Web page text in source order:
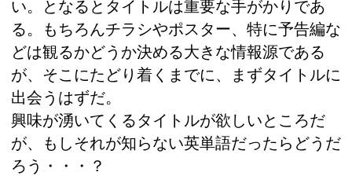
い。となるとタイトルは重要な手がかりであ
る。もちろんチラシやポスター、特に予告編な
どは観るかどうか決める大きな情報源である
が、そこにたどり着くまでに、まずタイトルに
出会うはずだ。
興味が湧いてくるタイトルが欲しいところだ
が、もしそれが知らない英単語だったらどうだ
ろう・・・？